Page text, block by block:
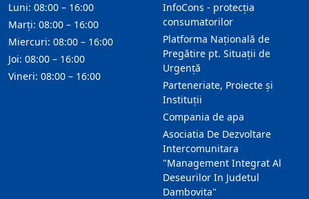
InfoCons - protecția
consumatorilor
Platforma Națională de
Pregătire pt. Situații de
Urgență
Parteneriate, Proiecte și
Instituții
Compania de apa
Asociatia De Dezvoltare
Intercomunitara
"Management Integrat Al
Deseurilor In Judetul
Dambovita"
Luni: 08:00 – 16:00
Marți: 08:00 – 16:00
Miercuri: 08:00 – 16:00
Joi: 08:00 – 16:00
Vineri: 08:00 – 16:00